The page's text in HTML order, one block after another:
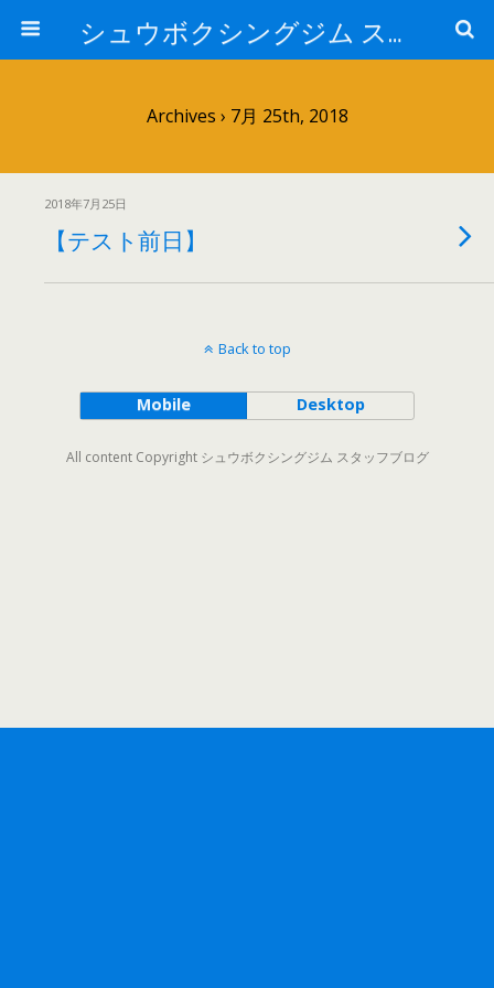
シュウボクシングジム スタッフブログ
Archives › 7月 25th, 2018
2018年7月25日
【テスト前日】
Back to top
Mobile Desktop
All content Copyright シュウボクシングジム スタッフブログ